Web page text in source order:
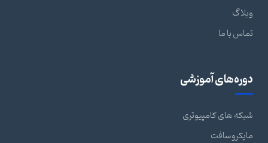
وبلاگ
تماس با ما
دوره‌های آموزشی
شبکه های کامپیوتری
مایکروسافت